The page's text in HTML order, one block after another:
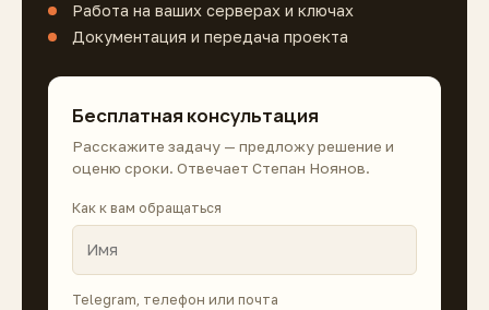
Работа на ваших серверах и ключах
Документация и передача проекта
Бесплатная консультация
Расскажите задачу — предложу решение и
оценю сроки. Отвечает Степан Ноянов.
Как к вам обращаться
Telegram, телефон или почта